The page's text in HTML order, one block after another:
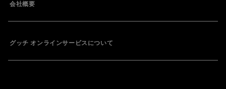
会社概要
グッチ オンラインサービスについて